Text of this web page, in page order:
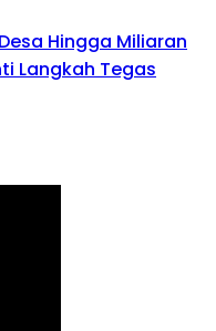
Hingga Miliaran
Langkah Tegas